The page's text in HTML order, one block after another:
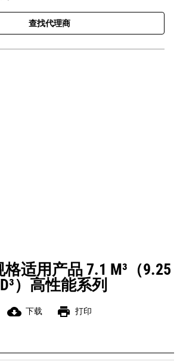
查找代理商
适用产品 7.1 M³（9.25
）高性能系列
cloud_download 下载 print 打印